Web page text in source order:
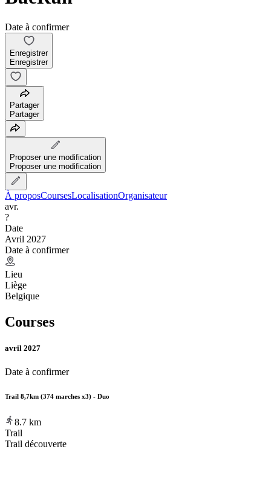
Date à confirmer
Enregistrer
Enregistrer
Partager
Partager
Proposer une modification
Proposer une modification
À proposCoursesLocalisationOrganisateur
avr.
?
Date
Avril 2027
Date à confirmer
Lieu
Liège
Belgique
Courses
avril 2027
Date à confirmer
Trail 8,7km (374 marches x3) - Duo
8.7 km
Trail
Trail découverte